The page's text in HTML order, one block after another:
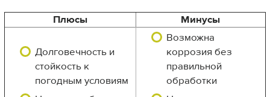
Плюсы Минусы
Долговечность и
стойкость к
погодным условиям
Возможна
коррозия без
правильной
обработки